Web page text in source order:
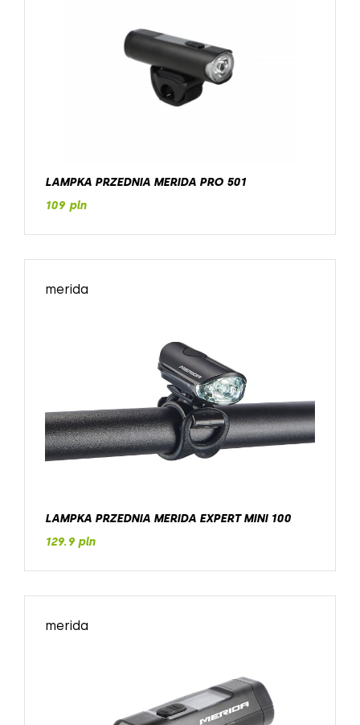
LAMPKA PRZEDNIA MERIDA PRO 501
109 pln
merida
LAMPKA PRZEDNIA MERIDA EXPERT MINI 100
129.9 pln
merida